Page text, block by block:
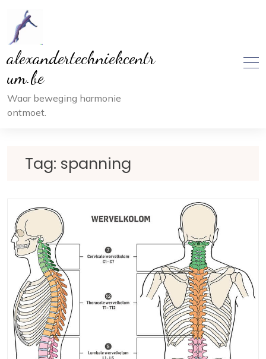
inhoud
alexandertechniekcentr
um.be
Waar beweging harmonie
ontmoet.
Tag: spanning